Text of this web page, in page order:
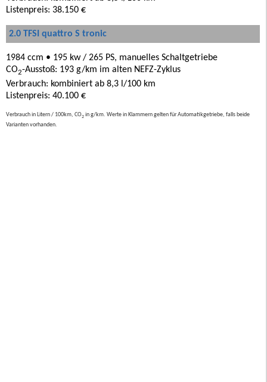
Listenpreis: 38.150 €
2.0 TFSI quattro S tronic
1984 ccm • 195 kw / 265 PS, manuelles Schaltgetriebe
CO2-Ausstoß: 193 g/km im alten NEFZ-Zyklus
Verbrauch: kombiniert ab 8,3 l/100 km
Listenpreis: 40.100 €
Verbrauch in Litern / 100km, CO2 in g/km. Werte in Klammern gelten für Automatikgetriebe, falls beide
Varianten vorhanden.